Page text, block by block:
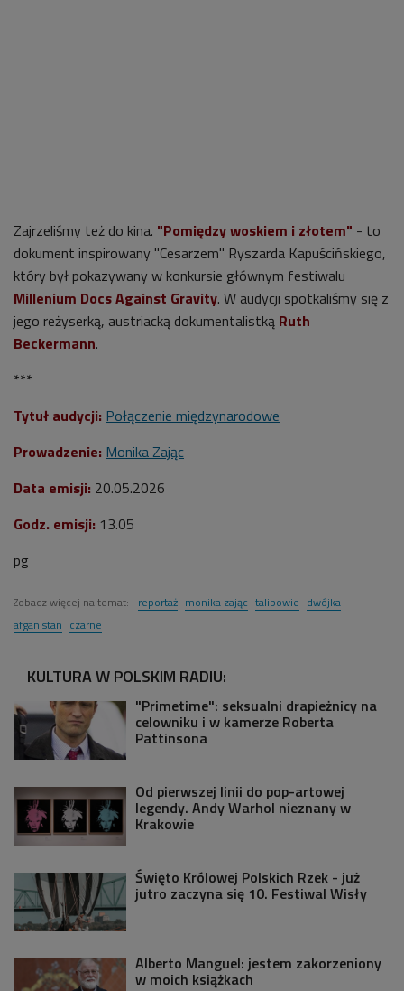
Zajrzeliśmy też do kina. "Pomiędzy woskiem i złotem" - to
dokument inspirowany "Cesarzem" Ryszarda Kapuścińskiego,
który był pokazywany w konkursie głównym festiwalu
Millenium Docs Against Gravity. W audycji spotkaliśmy się z
jego reżyserką, austriacką dokumentalistką Ruth
Beckermann.
***
Tytuł audycji: Połączenie międzynarodowe
Prowadzenie: Monika Zając
Data emisji: 20.05.2026
Godz. emisji: 13.05
pg
Zobacz więcej na temat: reportaż monika zając talibowie dwójka
afganistan czarne
KULTURA W POLSKIM RADIU:
"Primetime": seksualni drapieżnicy na
celowniku i w kamerze Roberta
Pattinsona
Od pierwszej linii do pop-artowej
legendy. Andy Warhol nieznany w
Krakowie
Święto Królowej Polskich Rzek - już
jutro zaczyna się 10. Festiwal Wisły
Alberto Manguel: jestem zakorzeniony
w moich książkach